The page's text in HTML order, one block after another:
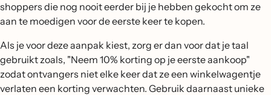
shoppers die nog nooit eerder bij je hebben gekocht om ze
aan te moedigen voor de eerste keer te kopen.
Als je voor deze aanpak kiest, zorg er dan voor dat je taal
gebruikt zoals, "Neem 10% korting op je eerste aankoop"
zodat ontvangers niet elke keer dat ze een winkelwagentje
verlaten een korting verwachten. Gebruik daarnaast unieke